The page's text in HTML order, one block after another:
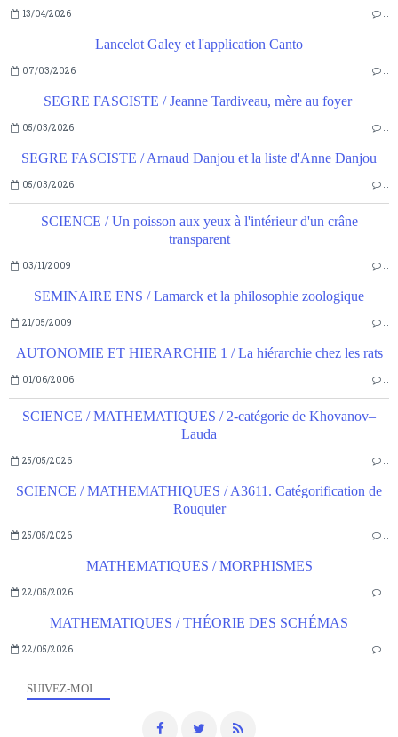
SUIVEZ-MOI
13/04/2026 …
Lancelot Galey et l'application Canto
07/03/2026 …
SEGRE FASCISTE / Jeanne Tardiveau, mère au foyer
05/03/2026 …
SEGRE FASCISTE / Arnaud Danjou et la liste d'Anne Danjou
05/03/2026 …
SCIENCE / Un poisson aux yeux à l'intérieur d'un crâne
transparent
03/11/2009 …
SEMINAIRE ENS / Lamarck et la philosophie zoologique
21/05/2009 …
AUTONOMIE ET HIERARCHIE 1 / La hiérarchie chez les rats
01/06/2006 …
SCIENCE / MATHEMATIQUES / 2-catégorie de Khovanov–
Lauda
25/05/2026 …
SCIENCE / MATHEMATHIQUES / A3611. Catégorification de
Rouquier
25/05/2026 …
MATHEMATIQUES / MORPHISMES
22/05/2026 …
MATHEMATIQUES / THÉORIE DES SCHÉMAS
22/05/2026 …